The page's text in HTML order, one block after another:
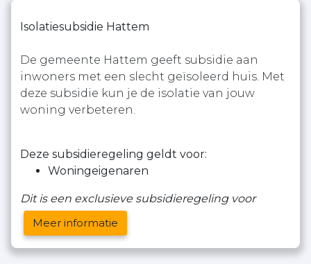
Isolatiesubsidie Hattem
De gemeente Hattem geeft subsidie aan
inwoners met een slecht geïsoleerd huis. Met
deze subsidie kun je de isolatie van jouw
woning verbeteren.
Deze subsidieregeling geldt voor:
Woningeigenaren
Dit is een exclusieve subsidieregeling voor
Meer informatie